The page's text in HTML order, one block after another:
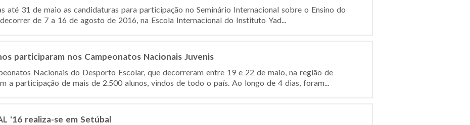
até 31 de maio as candidaturas para participação no Seminário Internacional sobre o Ensino do
de 7 a 16 de agosto de 2016, na Escola Internacional do Instituto Yad...
participaram nos Campeonatos Nacionais Juvenis
Nacionais do Desporto Escolar, que decorreram entre 19 e 22 de maio, na região de
a participação de mais de 2.500 alunos, vindos de todo o país. Ao longo de 4 dias, foram...
'16 realiza-se em Setúbal